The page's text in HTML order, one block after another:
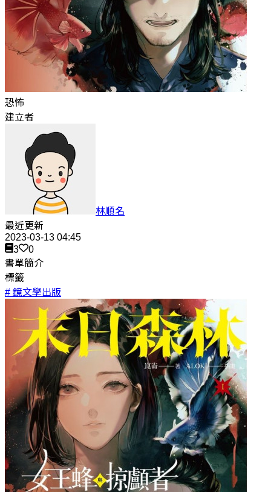
恐怖
建立者
林順名
最近更新
2023-03-13 04:45
3
0
書單簡介
標籤
# 鏡文學出版